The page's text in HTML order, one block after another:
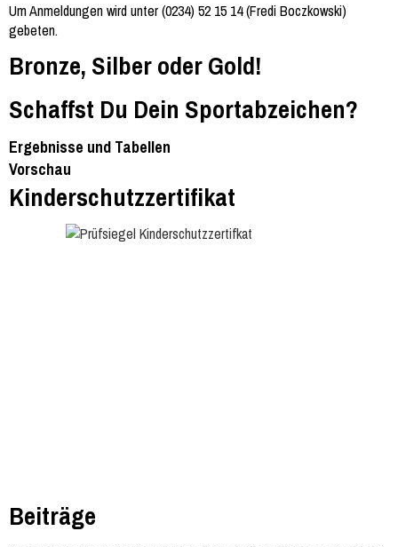
Um Anmeldungen wird unter (0234) 52 15 14 (Fredi Boczkowski)
gebeten.
Bronze, Silber oder Gold!
Schaffst Du Dein Sportabzeichen?
Ergebnisse und Tabellen
Vorschau
Kinderschutzzertifikat
Beiträge